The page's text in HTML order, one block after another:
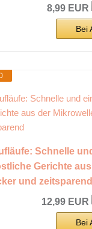
8,99 EUR
Bei
Schnelle
Gerichte
und zeitsparend
12,99 EUR
Bei